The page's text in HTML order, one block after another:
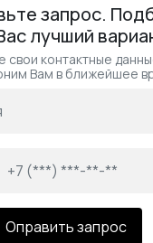
запрос.
лучший
свои контактные
Вам в ближейшее
Оправить запрос